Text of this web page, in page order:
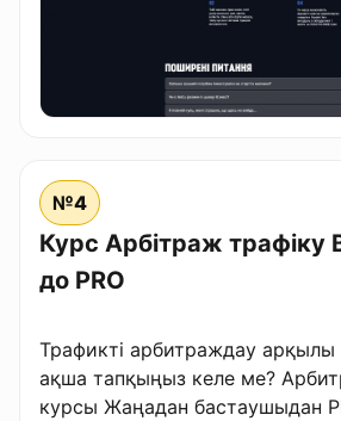
№4
Курс Арбітраж трафіку
до PRO
Трафикті арбитраждау арқылы
ақша тапқыңыз келе ме?
курсы Жаңадан бастаушыдан